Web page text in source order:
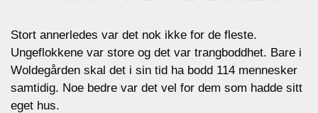
Stort annerledes var det nok ikke for de fleste.
Ungeflokkene var store og det var trangboddhet. Bare i
Woldegården skal det i sin tid ha bodd 114 mennesker
samtidig. Noe bedre var det vel for dem som hadde sitt
eget hus.